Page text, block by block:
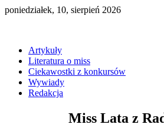
poniedziałek, 10, sierpień 2026
Artykuły
Literatura o miss
Ciekawostki z konkursów
Wywiady
Redakcja
Miss Lata z